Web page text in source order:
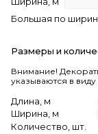
Большая по
Размеры и
Внимание!
указываются в
Длина, м
Ширина, м
Количество, шт.